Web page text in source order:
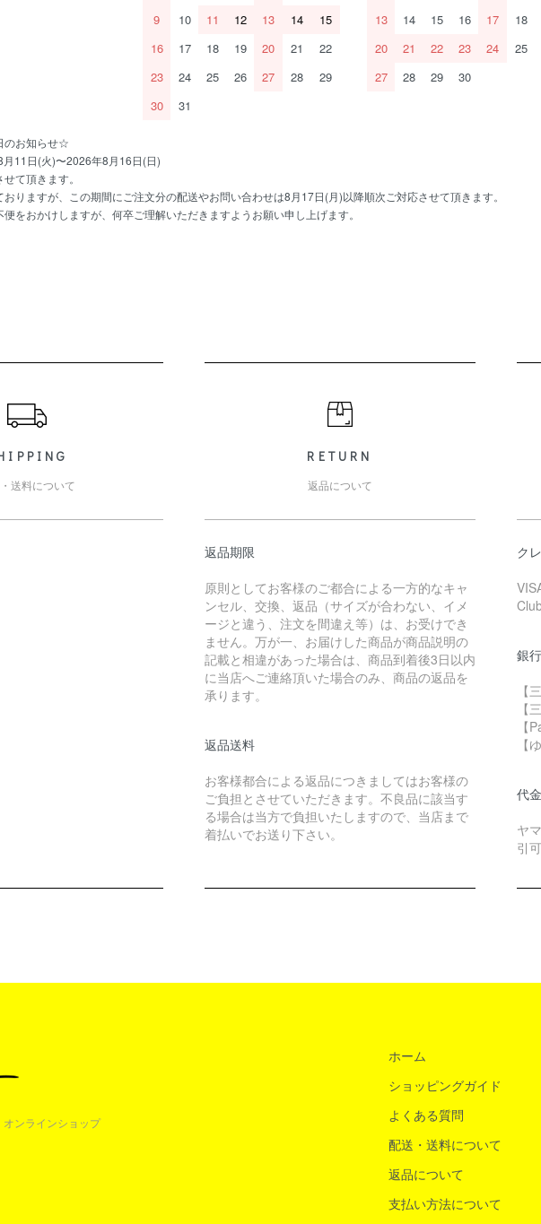
9
10 11 12 13 14
15
16
17 18 19 20 21
22
23
24 25 26 27 28
29
30
31
13
14 15 16 17 18
20
21 22 23 24 25
27
28 29 30
のお知らせ☆
11日(火)〜2026年8月16日(日)
て頂きます。
おりますが、この期間にご注文分の配送やお問い合わせは8月17日(月)以降順次ご対応させて頂きます。
をおかけしますが、何卒ご理解いただきますようお願い申し上げます。
送料について
RETURN
返品について
返品期限
原則としてお客様のご都合による一方的なキャ
ンセル、交換、返品（サイズが合わない、イメ
ージと違う、注文を間違え等）は、お受けでき
ません。万が一、お届けした商品が商品説明の
記載と相違があった場合は、商品到着後3日以内
に当店へご連絡頂いた場合のみ、商品の返品を
承ります。
返品送料
お客様都合による返品につきましてはお客様の
ご負担とさせていただきます。不良品に該当す
る場合は当方で負担いたしますので、当店まで
着払いでお送り下さい。
ク
銀
【
【
【
【
代
ヤ
引
ンラインショップ
ホーム
ショッピングガイド
よくある質問
配送・送料について
返品について
支払い方法について